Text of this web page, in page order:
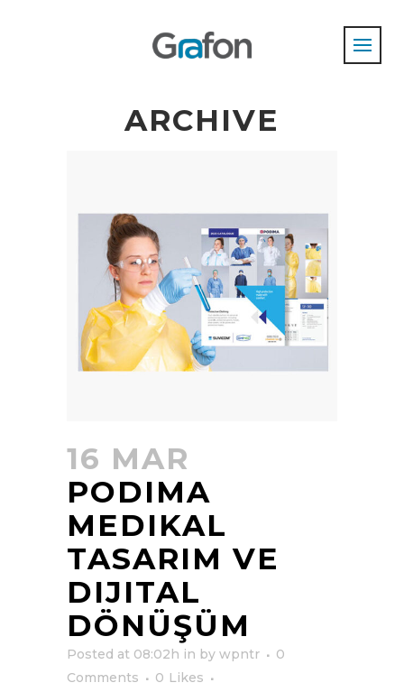
ARCHIVE
16 MAR
PODIMA
MEDIKAL
TASARIM VE
DIJITAL
DÖNÜŞÜM
Posted at 08:02h in by wpntr
0
Comments
0 Likes